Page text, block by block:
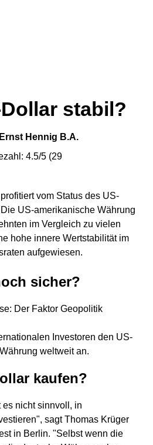
stabil?
Hennig B.A.
4.5/5 (29
vom Status des US-
US-amerikanische Währung
im Vergleich zu vielen
hohe innere Wertstabilität im
aufgewiesen.
sicher?
Der Faktor Geopolitik
Investoren den US-
weltweit an.
kaufen?
nicht sinnvoll, in
sagt Thomas Krüger
in Berlin. "Selbst wenn die